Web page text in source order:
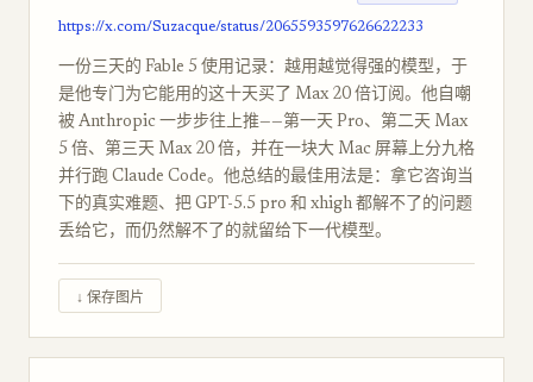
https://x.com/Suzacque/status/2065593597626622233
一份三天的 Fable 5 使用记录：越用越觉得强的模型，于
是他专门为它能用的这十天买了 Max 20 倍订阅。他自嘲
被 Anthropic 一步步往上推——第一天 Pro、第二天 Max
5 倍、第三天 Max 20 倍，并在一块大 Mac 屏幕上分九格
并行跑 Claude Code。他总结的最佳用法是：拿它咨询当
下的真实难题、把 GPT-5.5 pro 和 xhigh 都解不了的问题
丢给它，而仍然解不了的就留给下一代模型。
↓ 保存图片